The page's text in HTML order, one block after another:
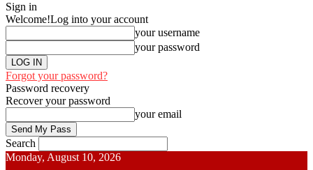
Sign in
Welcome!Log into your account
your username
your password
Forgot your password?
Password recovery
Recover your password
your email
Search
Monday, August 10, 2026